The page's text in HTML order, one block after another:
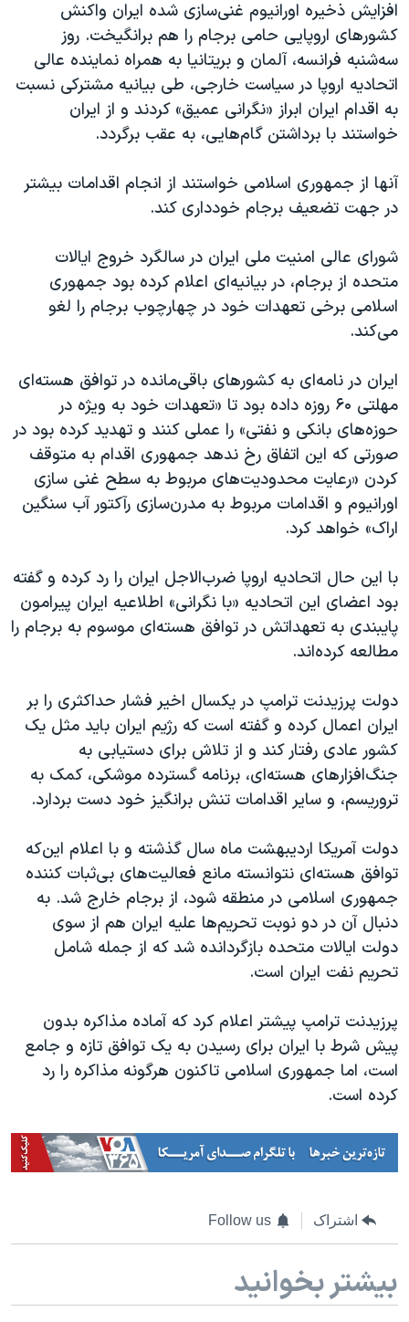
افزایش ذخیره اورانیوم غنی‌سازی شده ایران واکنش
کشورهای اروپایی حامی برجام را هم برانگیخت. روز
سه‌شنبه فرانسه، آلمان و بریتانیا به همراه نماینده عالی
اتحادیه اروپا در سیاست خارجی، طی بیانیه مشترکی نسبت
به اقدام ایران ابراز «نگرانی عمیق» کردند و از ایران
خواستند با برداشتن گام‌هایی، به عقب برگردد.
آنها از جمهوری اسلامی خواستند از انجام اقدامات بیشتر
در جهت تضعیف برجام خودداری کند.
شورای عالی امنیت ملی ایران در سالگرد خروج ایالات
متحده از برجام، در بیانیه‌ای اعلام کرده بود جمهوری
اسلامی برخی تعهدات خود در چهارچوب برجام را لغو
می‌کند.
ایران در نامه‌ای به کشورهای باقی‌مانده در توافق هسته‌ای
مهلتی ۶۰ روزه داده بود تا «تعهدات خود به ویژه در
حوزه‌های بانکی و نفتی» را عملی کنند و تهدید کرده بود در
صورتی که این اتفاق رخ ندهد جمهوری اقدام به متوقف
کردن «رعایت محدودیت‌های مربوط به سطح غنی سازی
اورانیوم و اقدامات مربوط به مدرن‌سازی رآکتور آب سنگین
اراک» خواهد کرد.
با این حال اتحادیه اروپا ضرب‌الاجل ایران را رد کرده و گفته
بود اعضای این اتحادیه «با نگرانی» اطلاعیه ایران پیرامون
پایبندی به تعهداتش در توافق هسته‌ای موسوم به برجام را
مطالعه کرده‌اند.
دولت پرزیدنت ترامپ در یکسال اخیر فشار حداکثری را بر
ایران اعمال کرده و گفته است که رژیم ایران باید مثل یک
کشور عادی رفتار کند و از تلاش برای دستیابی به
جنگ‌افزارهای هسته‌ای، برنامه گسترده موشکی، کمک به
تروریسم، و سایر اقدامات تنش برانگیز خود دست بردارد.
دولت آمریکا اردیبهشت ماه سال گذشته و با اعلام این‌که
توافق هسته‌ای نتوانسته مانع فعالیت‌های بی‌ثبات کننده
جمهوری اسلامی در منطقه شود، از برجام خارج شد. به
دنبال آن در دو نوبت تحریم‌‌ها علیه ایران هم از سوی
دولت ایالات متحده بازگردانده شد که از جمله شامل
تحریم نفت ایران است.
پرزیدنت ترامپ پیشتر اعلام کرد که آماده مذاکره بدون
پیش شرط با ایران برای رسیدن به یک توافق تازه و جامع
است، اما جمهوری اسلامی تاکنون هرگونه مذاکره را رد
کرده است.
اشتراک Follow us
بیشتر بخوانید